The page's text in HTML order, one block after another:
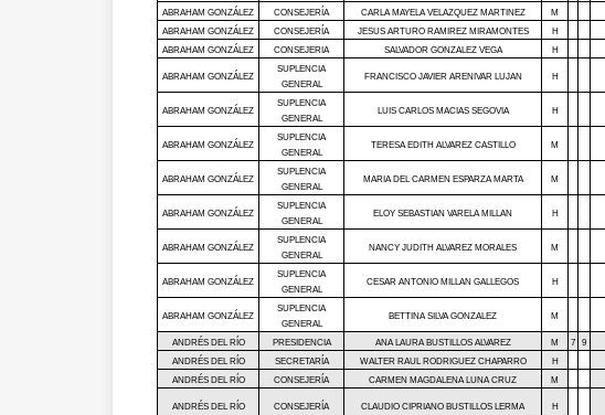
ABRAHAM GONZÁLEZ
CONSEJERÍA CARLA MAYELA VELAZQUEZ MARTINEZ
M
ABRAHAM GONZÁLEZ
CONSEJERÍA JESUS ARTURO RAMIREZ MIRAMONTES
H
ABRAHAM GONZÁLEZ
CONSEJERIA SALVADOR GONZALEZ VEGA H
ABRAHAM GONZÁLEZ
SUPLENCIA
GENERAL
FRANCISCO JAVIER ARENIVAR LUJAN H
ABRAHAM GONZÁLEZ
SUPLENCIA
GENERAL
LUIS CARLOS MACIAS SEGOVIA H
ABRAHAM GONZÁLEZ
SUPLENCIA
GENERAL
TERESA EDITH ALVAREZ CASTILLO M
ABRAHAM GONZÁLEZ
SUPLENCIA
GENERAL
MARIA DEL CARMEN ESPARZA MARTA M
ABRAHAM GONZÁLEZ
SUPLENCIA
GENERAL
ELOY SEBASTIAN VARELA MILLAN H
ABRAHAM GONZÁLEZ
SUPLENCIA
GENERAL
NANCY JUDITH ALVAREZ MORALES M
ABRAHAM GONZÁLEZ
SUPLENCIA
GENERAL
CESAR ANTONIO MILLAN GALLEGOS H
ABRAHAM GONZÁLEZ
SUPLENCIA
GENERAL
BETTINA SILVA GONZALEZ M
ANDRÉS DEL RÍO PRESIDENCIA ANA LAURA BUSTILLOS ALVAREZ M 7
9
ANDRÉS DEL RÍO
SECRETARÍA WALTER RAUL RODRIGUEZ CHAPARRO
H
ANDRÉS DEL RÍO
CONSEJERÍA CARMEN MAGDALENA LUNA CRUZ M
ANDRÉS DEL RÍO CONSEJERÍA CLAUDIO CIPRIANO BUSTILLOS LERMA H